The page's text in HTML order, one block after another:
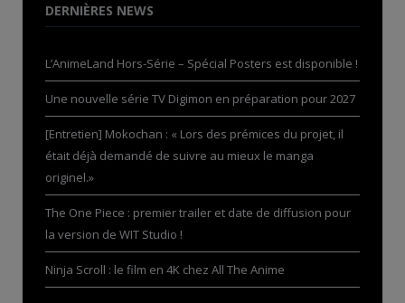
DERNIÈRES NEWS
L’AnimeLand Hors-Série – Spécial Posters est disponible !
Une nouvelle série TV Digimon en préparation pour 2027
[Entretien] Mokochan : « Lors des prémices du projet, il
était déjà demandé de suivre au mieux le manga
originel.»
The One Piece : premier trailer et date de diffusion pour
la version de WIT Studio !
Ninja Scroll : le film en 4K chez All The Anime